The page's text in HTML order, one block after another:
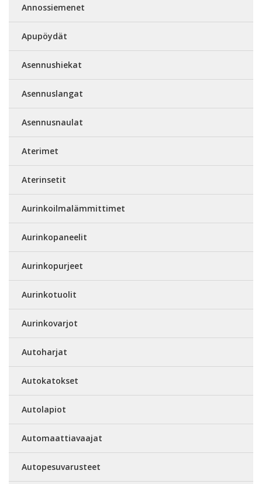
Annossiemenet
Apupöydät
Asennushiekat
Asennuslangat
Asennusnaulat
Aterimet
Aterinsetit
Aurinkoilmalämmittimet
Aurinkopaneelit
Aurinkopurjeet
Aurinkotuolit
Aurinkovarjot
Autoharjat
Autokatokset
Autolapiot
Automaattiavaajat
Autopesuvarusteet